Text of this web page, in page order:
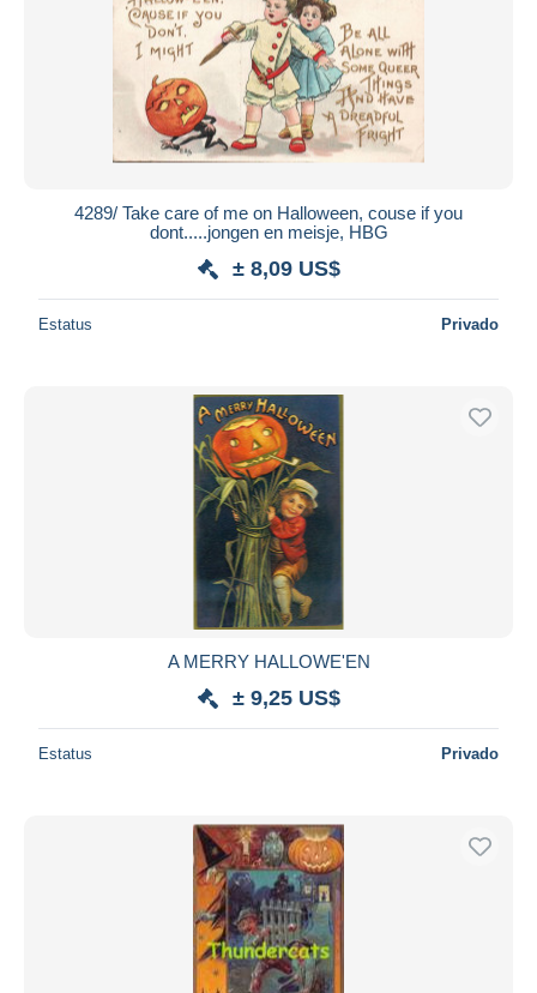
4289/ Take care of me on Halloween, couse if you
dont.....jongen en meisje, HBG
± 8,09 US$
Estatus Privado
A MERRY HALLOWE'EN
± 9,25 US$
Estatus Privado